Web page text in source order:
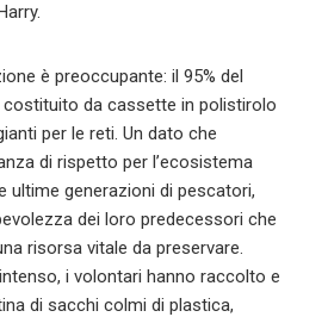
è preoccupante: il 95% del
da cassette in polistirolo
per le reti. Un dato che
di rispetto per l’ecosistema
ultime generazioni di pescatori,
dei loro predecessori che
risorsa vitale da preservare.
i volontari hanno raccolto e
di sacchi colmi di plastica,